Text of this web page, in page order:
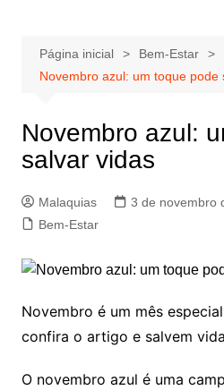
Página inicial
Bem-Estar
Novembro azul: um toque pode
Novembro azul:
salvar vidas
Malaquias 3 de novembro
Bem-Estar
Novembro é um mês
confira o artigo e salvem
O novembro azul é uma